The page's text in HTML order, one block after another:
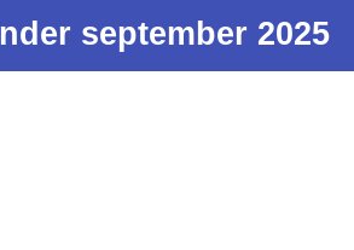
september 2025